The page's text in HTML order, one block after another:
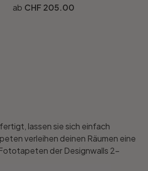
CHF 205.00
lassen sie sich einfach
verleihen deinen Räumen eine
der Designwalls 2-